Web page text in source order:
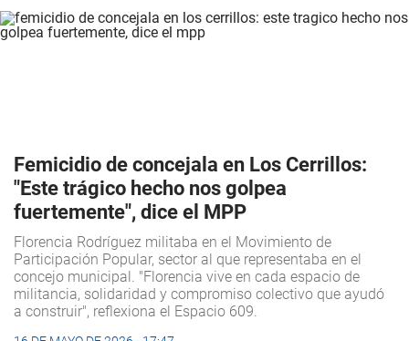
Femicidio de concejala en Los Cerrillos:
"Este trágico hecho nos golpea
fuertemente", dice el MPP
Florencia Rodríguez militaba en el Movimiento de
Participación Popular, sector al que representaba en el
concejo municipal. "Florencia vive en cada espacio de
militancia, solidaridad y compromiso colectivo que ayudó
a construir", reflexiona el Espacio 609.